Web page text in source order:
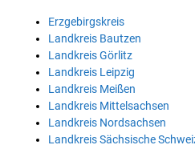
Erzgebirgskreis
Landkreis Bautzen
Landkreis Görlitz
Landkreis Leipzig
Landkreis Meißen
Landkreis Mittelsachsen
Landkreis Nordsachsen
Landkreis Sächsische